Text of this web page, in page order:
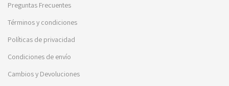
Preguntas Frecuentes
Términos y condiciones
Políticas de privacidad
Condiciones de envío
Cambios y Devoluciones